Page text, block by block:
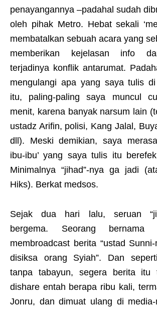
penayangannya –padahal sudah
oleh pihak Metro. Hebat sekali
membatalkan sebuah acara yang
memberikan kejelasan info
terjadinya konflik antarumat.
mengulangi apa yang saya tulis
itu, paling-paling saya muncul
menit, karena banyak narsum lain
ustadz Arifin, polisi, Kang Jalal,
dll). Meski demikian, saya
ibu-ibu’ yang saya tulis itu
Minimalnya “jihad”-nya ga jadi
Hiks). Berkat medsos.
Sejak dua hari lalu, seruan
bergema. Seorang bernama
membroadcast berita “ustad
disiksa orang Syiah”. Dan
tanpa tabayun, segera berita itu
dishare entah berapa ribu kali,
Jonru, dan dimuat ulang di media-